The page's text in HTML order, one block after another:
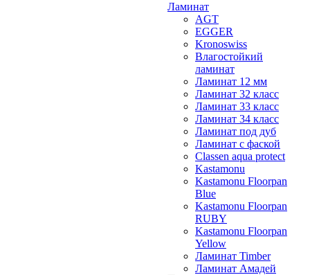
Ламинат
AGT
EGGER
Kronoswiss
Влагостойкий
ламинат
Ламинат 12 мм
Ламинат 32 класс
Ламинат 33 класс
Ламинат 34 класс
Ламинат под дуб
Ламинат с фаской
Classen aqua protect
Kastamonu
Kastamonu Floorpan
Blue
Kastamonu Floorpan
RUBY
Kastamonu Floorpan
Yellow
Ламинат Timber
Ламинат Амадей